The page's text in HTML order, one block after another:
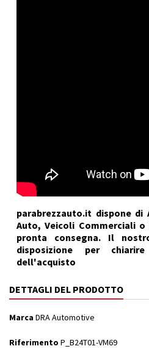
parabrezzauto.it dispone di
Auto, Veicoli Commerciali
pronta consegna. Il
disposizione per
dell'acquisto
DETTAGLI DEL PRODOTTO
Marca DRA Automotive
Riferimento P_B24T01-VM69